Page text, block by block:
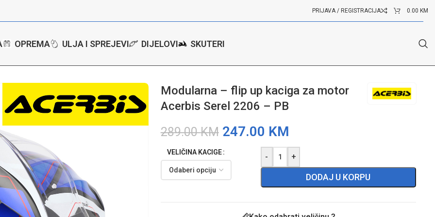
PRIJAVA / REGISTRACIJA 0.00 KM
OPREMA ULJA I SPREJEVI DIJELOVI SKUTERI
Modularna – flip up kaciga za motor
Acerbis Serel 2206 – PB
289.00KM 247.00 KM
VELIČINA KACIGE - +
DODAJ U KORPU